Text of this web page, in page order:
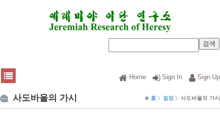
Home Sign In Sign Up
사도바울의 가시 홈 컬럼 사도바울의 가시